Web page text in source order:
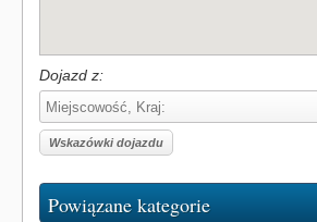
Dojazd z:
Powiązane kategorie